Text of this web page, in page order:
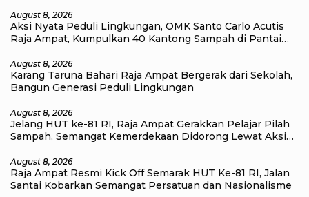
August 8, 2026
Aksi Nyata Peduli Lingkungan, OMK Santo Carlo Acutis
Raja Ampat, Kumpulkan 40 Kantong Sampah di Pantai
August 8, 2026
Karang Taruna Bahari Raja Ampat Bergerak dari Sekolah,
Bangun Generasi Peduli Lingkungan
August 8, 2026
Jelang HUT ke-81 RI, Raja Ampat Gerakkan Pelajar Pilah
Sampah, Semangat Kemerdekaan Didorong Lewat Aksi
August 8, 2026
Raja Ampat Resmi Kick Off Semarak HUT Ke-81 RI, Jalan
Santai Kobarkan Semangat Persatuan dan Nasionalisme